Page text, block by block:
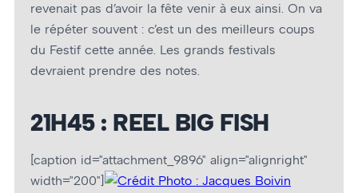
revenait pas d’avoir la fête venir à eux ainsi. On va
le répéter souvent : c’est un des meilleurs coups
du Festif cette année. Les grands festivals
devraient prendre des notes.
21H45 : REEL BIG FISH
[caption id="attachment_9896" align="alignright"
width="200"]